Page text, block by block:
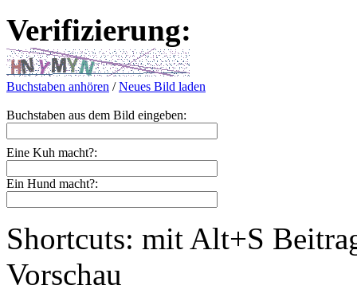
Verifizierung:
Buchstaben anhören /Neues Bild laden
Buchstaben aus dem Bild eingeben:
Eine Kuh macht?:
Ein Hund macht?:
Shortcuts: mit Alt+S
Vorschau